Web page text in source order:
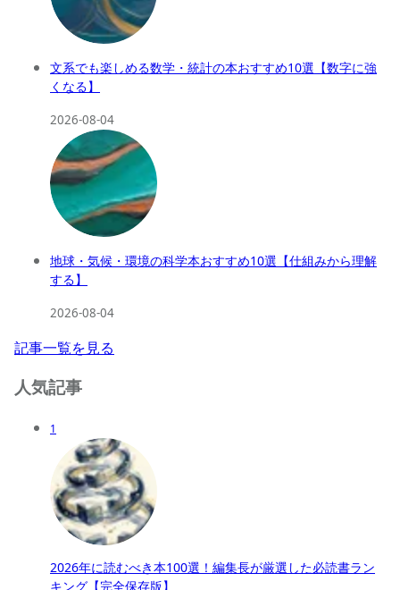
文系でも楽しめる数学・統計の本おすすめ10選【数字に強
くなる】
2026-08-04
地球・気候・環境の科学本おすすめ10選【仕組みから理解
する】
2026-08-04
記事一覧を見る
人気記事
1
2026年に読むべき本100選！編集長が厳選した必読書ラン
キング【完全保存版】